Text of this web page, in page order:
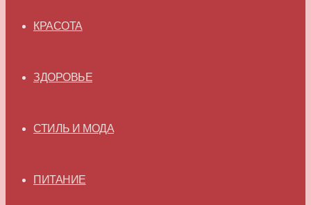
КРАСОТА
ЗДОРОВЬЕ
СТИЛЬ И МОДА
ПИТАНИЕ